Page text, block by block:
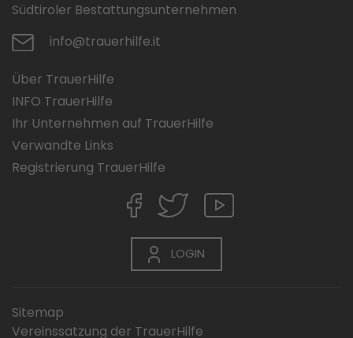
Südtiroler Bestattungsunternehmen
info@trauerhilfe.it
Über TrauerHilfe
INFO TrauerHilfe
Ihr Unternehmen auf TrauerHilfe
Verwandte Links
Registrierung TrauerHilfe
LOGIN
Sitemap
Vereinssatzung der TrauerHilfe